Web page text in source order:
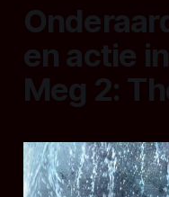
en actie
Meg 2: